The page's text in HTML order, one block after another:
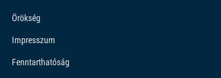
Adalékanyago
Vitaminok: D3 vitamin 1848 NE/kg. Savasságot
szabályozó anyagok: Citromsav 293 mg/kg.
Örökség
Impresszum
Fenntarthatóság